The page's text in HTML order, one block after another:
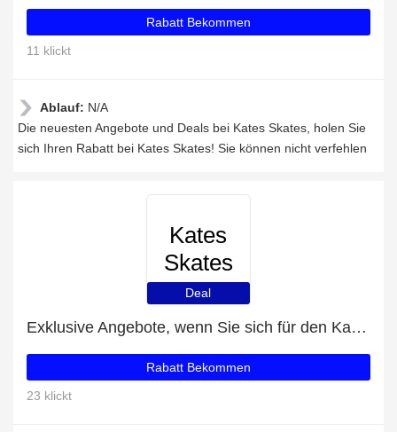
Rabatt Bekommen
11 klickt
Ablauf: N/A
Die neuesten Angebote und Deals bei Kates Skates, holen Sie
sich Ihren Rabatt bei Kates Skates! Sie können nicht verfehlen
Kates
Skates
Deal
Exklusive Angebote, wenn Sie sich für den Kates Skates-Newsletter anmelden
Rabatt Bekommen
23 klickt